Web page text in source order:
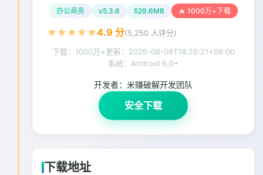
办公商务 v5.3.6 529.6MB 🔥 1000万+下载
★ ★ ★ ★ ★4.9 分(5,250 人评分)
下载：1000万+更新： 2026-08-08T18:26:21+08:00
系统：Android 6.0+
开发者： 米赚破解开发团队
安全下载
下载地址